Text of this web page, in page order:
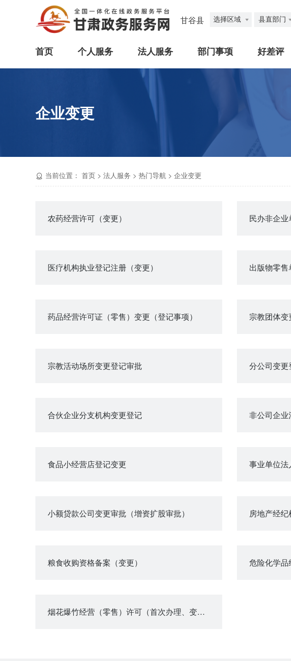
甘谷县 选择区域 县直部门
首页 个人服务 法人服务 部门事项 好差评
企业变更
当前位置： 首页 > 法人服务 > 热门导航 > 企业变更
农药经营许可（变更） 民办非企
医疗机构执业登记注册（变更） 出版物零
药品经营许可证（零售）变更（登记事项） 宗教团体
宗教活动场所变更登记审批 分公司变更
合伙企业分支机构变更登记 非公司企
食品小经营店登记变更 事业单位
小额贷款公司变更审批（增资扩股审批） 房地产经
粮食收购资格备案（变更） 危险化学品
烟花爆竹经营（零售）许可（首次办理、变更或延期）